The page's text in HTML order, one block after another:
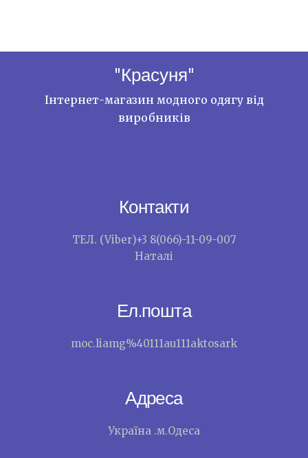
"Красуня"
Інтернет-магазин модного одягу від
виробників
Контакти
ТЕЛ. (Viber)+3 8(066)-11-09-007
Наталі
Ел.пошта
moc.liamg%40111au111aktosark
Адреса
Україна .м.Одеса